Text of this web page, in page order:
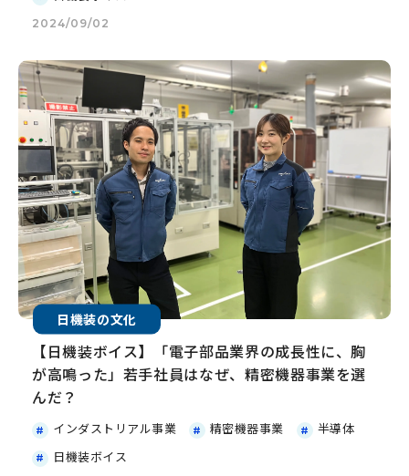
2024/09/02
日機装の文化
【日機装ボイス】「電子部品業界の成長性に、胸
が高鳴った」若手社員はなぜ、精密機器事業を選
んだ？
インダストリアル事業 精密機器事業
半導体
日機装ボイス